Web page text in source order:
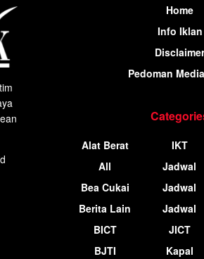
Home
Info Iklan
Disclaimer
Pedoman
Alat Berat
All
Bea Cukai
Berita Lain
BICT
BJTI
IKT
Jadwal
Jadwal
Jadwal
JICT
Kapal